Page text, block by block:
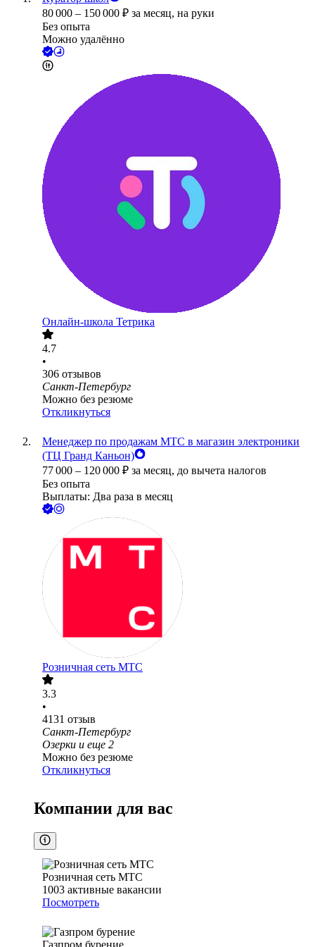
80 000 – 150 000 ₽ за месяц, на руки
Без опыта
Можно удалённо
Онлайн-школа Тетрика
4.7
•
306 отзывов
Санкт-Петербург
Можно без резюме
Откликнуться
Менеджер по продажам МТС в магазин электроники
(ТЦ Гранд Каньон)
77 000 – 120 000 ₽ за месяц, до вычета налогов
Без опыта
Выплаты: Два раза в месяц
Розничная сеть МТС
3.3
•
4131 отзыв
Санкт-Петербург
Озерки и еще 2
Можно без резюме
Откликнуться
Компании для вас
Розничная сеть МТС
1003 активные вакансии
Посмотреть